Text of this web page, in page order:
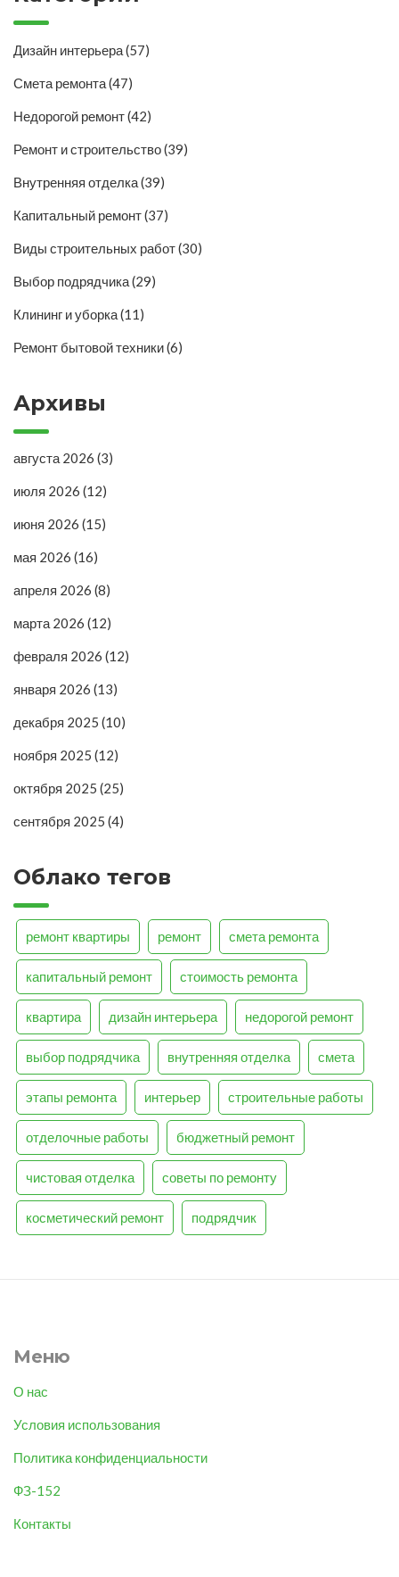
Дизайн интерьера(57)
Смета ремонта(47)
Недорогой ремонт(42)
Ремонт и строительство(39)
Внутренняя отделка(39)
Капитальный ремонт(37)
Виды строительных работ(30)
Выбор подрядчика(29)
Клининг и уборка(11)
Ремонт бытовой техники(6)
Архивы
августа 2026 (3)
июля 2026 (12)
июня 2026 (15)
мая 2026 (16)
апреля 2026 (8)
марта 2026 (12)
февраля 2026 (12)
января 2026 (13)
декабря 2025 (10)
ноября 2025 (12)
октября 2025 (25)
сентября 2025 (4)
Облако тегов
ремонт квартиры ремонт смета ремонта
капитальный ремонт стоимость ремонта
квартира дизайн интерьера недорогой ремонт
выбор подрядчика внутренняя отделка смета
этапы ремонта интерьер строительные работы
отделочные работы бюджетный ремонт
чистовая отделка советы по ремонту
косметический ремонт подрядчик
Меню
О нас
Условия использования
Политика конфиденциальности
ФЗ-152
Контакты